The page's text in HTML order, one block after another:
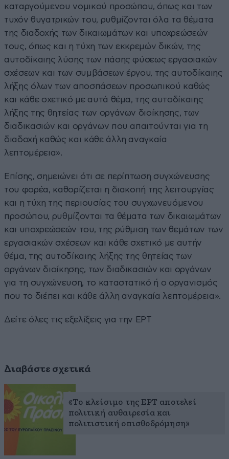
καταργούμενου νομικού προσώπου, όπως και των
τυχόν θυγατρικών του, ρυθμίζονται όλα τα θέματα
της διαδοχής των δικαιωμάτων και υποχρεώσεών
τους, όπως και η τύχη των εκκρεμών δικών, της
αυτοδίκαιης λύσης των πάσης φύσεως εργασιακών
σχέσεων και των συμβάσεων έργου, της αυτοδίκαιης
λήξης όλων των αποσπάσεων προσωπικού καθώς
και κάθε σχετικό με αυτά θέμα, της αυτοδίκαιης
λήξης της θητείας των οργάνων διοίκησης, των
διαδικασιών και οργάνων που απαιτούνται για τη
διαδοχή καθώς και κάθε άλλη αναγκαία
λεπτομέρεια».
Επίσης, σημειώνει ότι σε περίπτωση συγχώνευσης
του φορέα, καθορίζεται η διακοπή της λειτουργίας
και η τύχη της περιουσίας του συγχωνευόμενου
προσώπου, ρυθμίζονται τα θέματα των δικαιωμάτων
και υποχρεώσεών του, της ρύθμιση των θεμάτων των
εργασιακών σχέσεων και κάθε σχετικό με αυτήν
θέμα, της αυτοδίκαιης λήξης της θητείας των
οργάνων διοίκησης, των διαδικασιών και οργάνων
για τη συγχώνευση, το καταστατικό ή ο οργανισμός
που το διέπει και κάθε άλλη αναγκαία λεπτομέρεια».
Δείτε όλες τις εξελίξεις για την ΕΡΤ
Διαβάστε σχετικά
«Το κλείσιμο της ΕΡΤ αποτελεί
πολιτική αυθαιρεσία και
πολιτιστική οπισθοδρόμηση»